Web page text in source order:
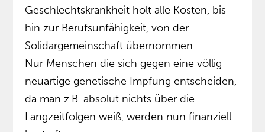
Geschlechtskrankheit holt alle Kosten, bis
hin zur Berufsunfähigkeit, von der
Solidargemeinschaft übernommen.
Nur Menschen die sich gegen eine völlig
neuartige genetische Impfung entscheiden,
da man z.B. absolut nichts über die
Langzeitfolgen weiß, werden nun finanziell